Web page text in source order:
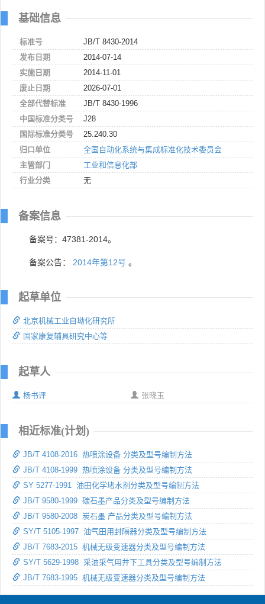
基础信息
标准号
JB/T 8430-2014
发布日期
2014-07-14
实施日期
2014-11-01
废止日期
2026-07-01
全部代替标准
JB/T 8430-1996
中国标准分类号
J28
国际标准分类号
25.240.30
归口单位
全国自动化系统与集成标准化技术委员会
主管部门
工业和信息化部
行业分类
无
备案信息
备案号：47381-2014。
备案公告： 2014年第12号 。
起草单位
北京机械工业自坳化研究所
国家康复辅具研究中心等
起草人
杨书评 张晓玉
相近标准(计划)
JB/T 4108-2016 热喷涂设备 分类及型号编制方法
JB/T 4108-1999 热喷涂设备 分类及型号编制方法
SY 5277-1991 油田化学堵水剂分类及型号编制方法
JB/T 9580-1999 碳石墨产品分类及型号编制方法
JB/T 9580-2008 炭石墨 产品分类及型号编制方法
SY/T 5105-1997 油气田用封隔器分类及型号编制方法
JB/T 7683-2015 机械无级变速器分类及型号编制方法
SY/T 5629-1998 采油采气用井下工具分类及型号编制方法
JB/T 7683-1995 机械无级变速器分类及型号编制方法